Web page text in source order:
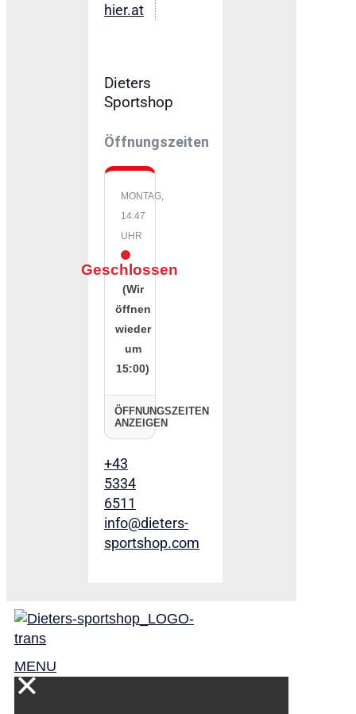
hier.at
Dieters
Sportshop
Öffnungszeiten
MONTAG,
14:47
UHR
Geschlossen
(Wir
öffnen
wieder
um
15:00)
ÖFFNUNGSZEITEN
ANZEIGEN
+43
5334
6511
info@dieters-
sportshop.com
MENU
✕